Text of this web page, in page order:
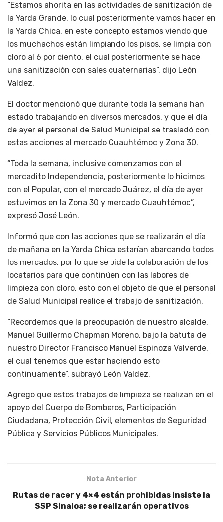
“Estamos ahorita en las actividades de sanitización de
la Yarda Grande, lo cual posteriormente vamos hacer en
la Yarda Chica, en este concepto estamos viendo que
los muchachos están limpiando los pisos, se limpia con
cloro al 6 por ciento, el cual posteriormente se hace
una sanitización con sales cuaternarias”, dijo León
Valdez.
El doctor mencionó que durante toda la semana han
estado trabajando en diversos mercados, y que el día
de ayer el personal de Salud Municipal se trasladó con
estas acciones al mercado Cuauhtémoc y Zona 30.
“Toda la semana, inclusive comenzamos con el
mercadito Independencia, posteriormente lo hicimos
con el Popular, con el mercado Juárez, el día de ayer
estuvimos en la Zona 30 y mercado Cuauhtémoc”,
expresó José León.
Informó que con las acciones que se realizarán el día
de mañana en la Yarda Chica estarían abarcando todos
los mercados, por lo que se pide la colaboración de los
locatarios para que continúen con las labores de
limpieza con cloro, esto con el objeto de que el personal
de Salud Municipal realice el trabajo de sanitización.
“Recordemos que la preocupación de nuestro alcalde,
Manuel Guillermo Chapman Moreno, bajo la batuta de
nuestro Director Francisco Manuel Espinoza Valverde,
el cual tenemos que estar haciendo esto
continuamente”, subrayó León Valdez.
Agregó que estos trabajos de limpieza se realizan en el
apoyo del Cuerpo de Bomberos, Participación
Ciudadana, Protección Civil, elementos de Seguridad
Pública y Servicios Públicos Municipales.
Nota Anterior
Rutas de racer y 4×4 están prohibidas insiste la
SSP Sinaloa; se realizarán operativos